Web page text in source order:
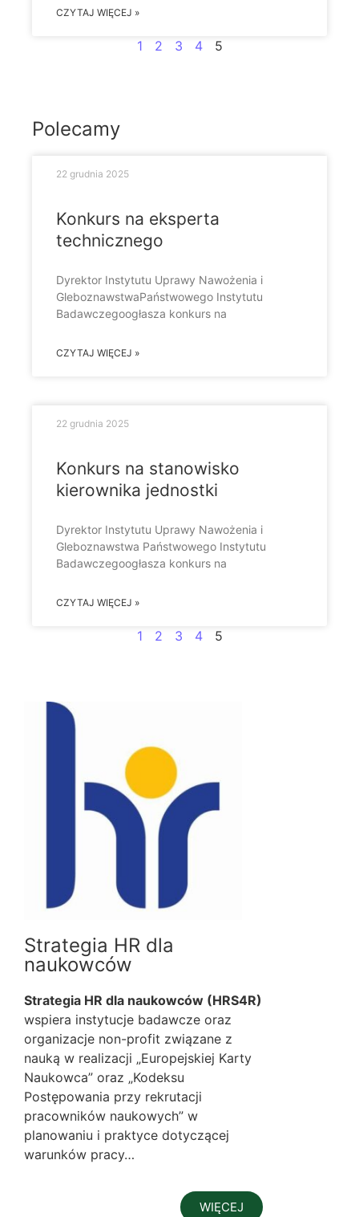
CZYTAJ WIĘCEJ »
1 2 3 4 5
Polecamy
Konkurs na eksperta
technicznego
Dyrektor Instytutu Uprawy Nawożenia i
GleboznawstwaPaństwowego Instytutu
Badawczegoogłasza konkurs na
CZYTAJ WIĘCEJ »
22 grudnia 2025
Konkurs na stanowisko
kierownika jednostki
Dyrektor Instytutu Uprawy Nawożenia i
Gleboznawstwa Państwowego Instytutu
Badawczegoogłasza konkurs na
CZYTAJ WIĘCEJ »
22 grudnia 2025
1 2 3 4 5
Strategia HR dla
naukowców
Strategia HR dla naukowców (HRS4R)
wspiera instytucje badawcze oraz
organizacje non-profit związane z
nauką w realizacji „Europejskiej Karty
Naukowca” oraz „Kodeksu
Postępowania przy rekrutacji
pracowników naukowych” w
planowaniu i praktyce dotyczącej
warunków pracy…
WIĘCEJ